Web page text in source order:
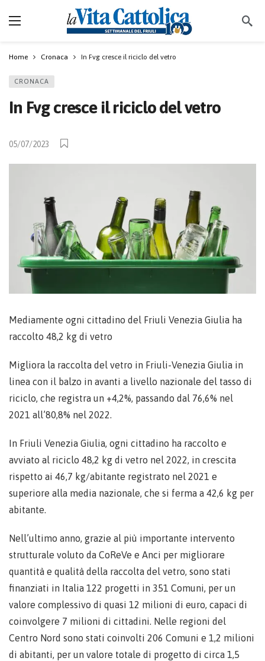
Home Cronaca In Fvg cresce il riciclo del vetro
CRONACA
In Fvg cresce il riciclo del vetro
05/07/2023
Mediamente ogni cittadino del Friuli Venezia Giulia ha
raccolto 48,2 kg di vetro
Migliora la raccolta del vetro in Friuli-Venezia Giulia in
linea con il balzo in avanti a livello nazionale del tasso di
riciclo, che registra un +4,2%, passando dal 76,6% nel
2021 all’80,8% nel 2022.
In Friuli Venezia Giulia, ogni cittadino ha raccolto e
avviato al riciclo 48,2 kg di vetro nel 2022, in crescita
rispetto ai 46,7 kg/abitante registrato nel 2021 e
superiore alla media nazionale, che si ferma a 42,6 kg per
abitante.
Nell’ultimo anno, grazie al più importante intervento
strutturale voluto da CoReVe e Anci per migliorare
quantità e qualità della raccolta del vetro, sono stati
finanziati in Italia 122 progetti in 351 Comuni, per un
valore complessivo di quasi 12 milioni di euro, capaci di
coinvolgere 7 milioni di cittadini. Nelle regioni del
Centro Nord sono stati coinvolti 206 Comuni e 1,2 milioni
di abitanti, per un valore totale di progetto di circa 1,5